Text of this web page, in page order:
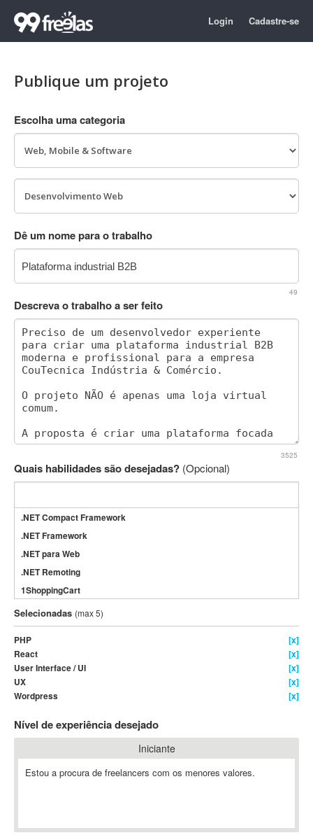
Login Cadastre-se
Publique um projeto
Escolha uma categoria
Dê um nome para o trabalho
49
Descreva o trabalho a ser feito
3525
Quais habilidades são desejadas? (Opcional)
.NET Compact Framework
.NET Framework
.NET para Web
.NET Remoting
1ShoppingCart
3DS Max
3GSM
4D Dimension
802.11
A&P
A-GPS
A2Billing
AAUS Scientific Diver
ABAP
ABIS
Selecionadas (max 5)
PHP
[x]
React
[x]
User Interface / UI
[x]
UX
[x]
Wordpress
[x]
Nível de experiência desejado
Iniciante
Estou a procura de freelancers com os menores valores.